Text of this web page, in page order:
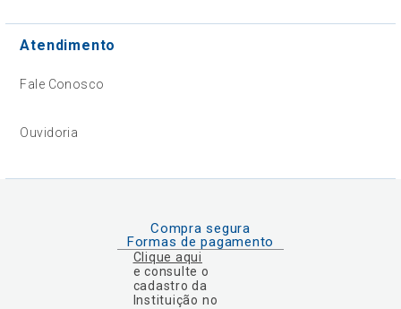
Atendimento
Fale Conosco
Ouvidoria
Compra segura
Formas de pagamento
Clique aqui
e consulte o
cadastro da
Instituição no